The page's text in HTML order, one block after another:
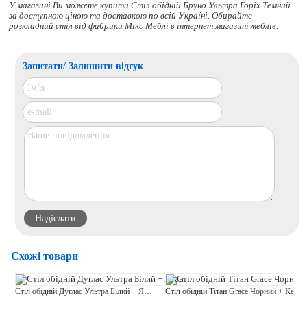
У магазині Ви можете купити Стіл обідній Бруно Ультра Горіх Темний
за доступною ціною та доставкою по всій Україні. Обирайте
розкладний стілвід фабрики Мікс Меблі в інтернет магазині меблів.
Запитати/ Залишити відгук
Схожі товари